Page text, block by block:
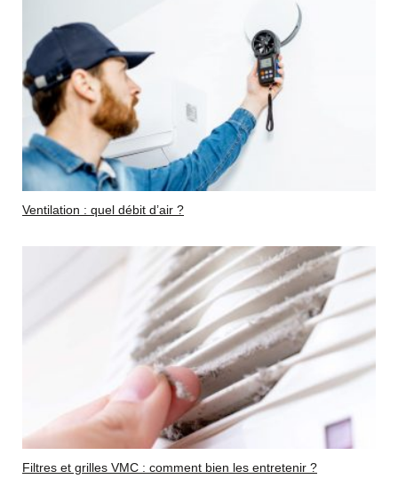
Ventilation : quel débit d’air ?
Filtres et grilles VMC : comment bien les entretenir ?